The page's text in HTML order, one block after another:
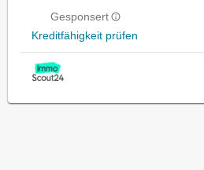
Gesponsert
Kreditfähigkeit prüfen